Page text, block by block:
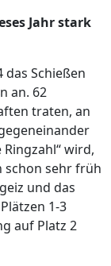
Jahr stark
das Schießen
an. 62
traten, an
wird,
schon sehr früh
und das
1-3
auf Platz 2